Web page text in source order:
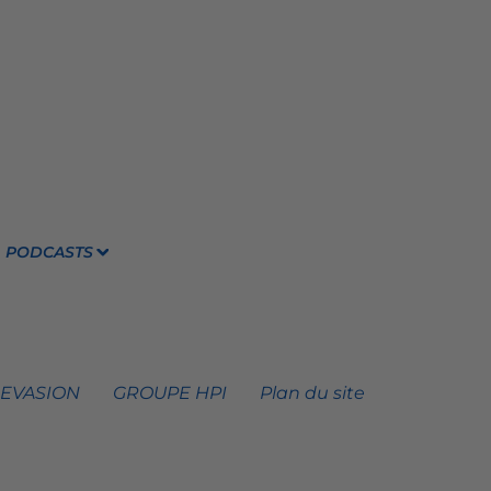
PODCASTS
GROUPE HPI Plan du site